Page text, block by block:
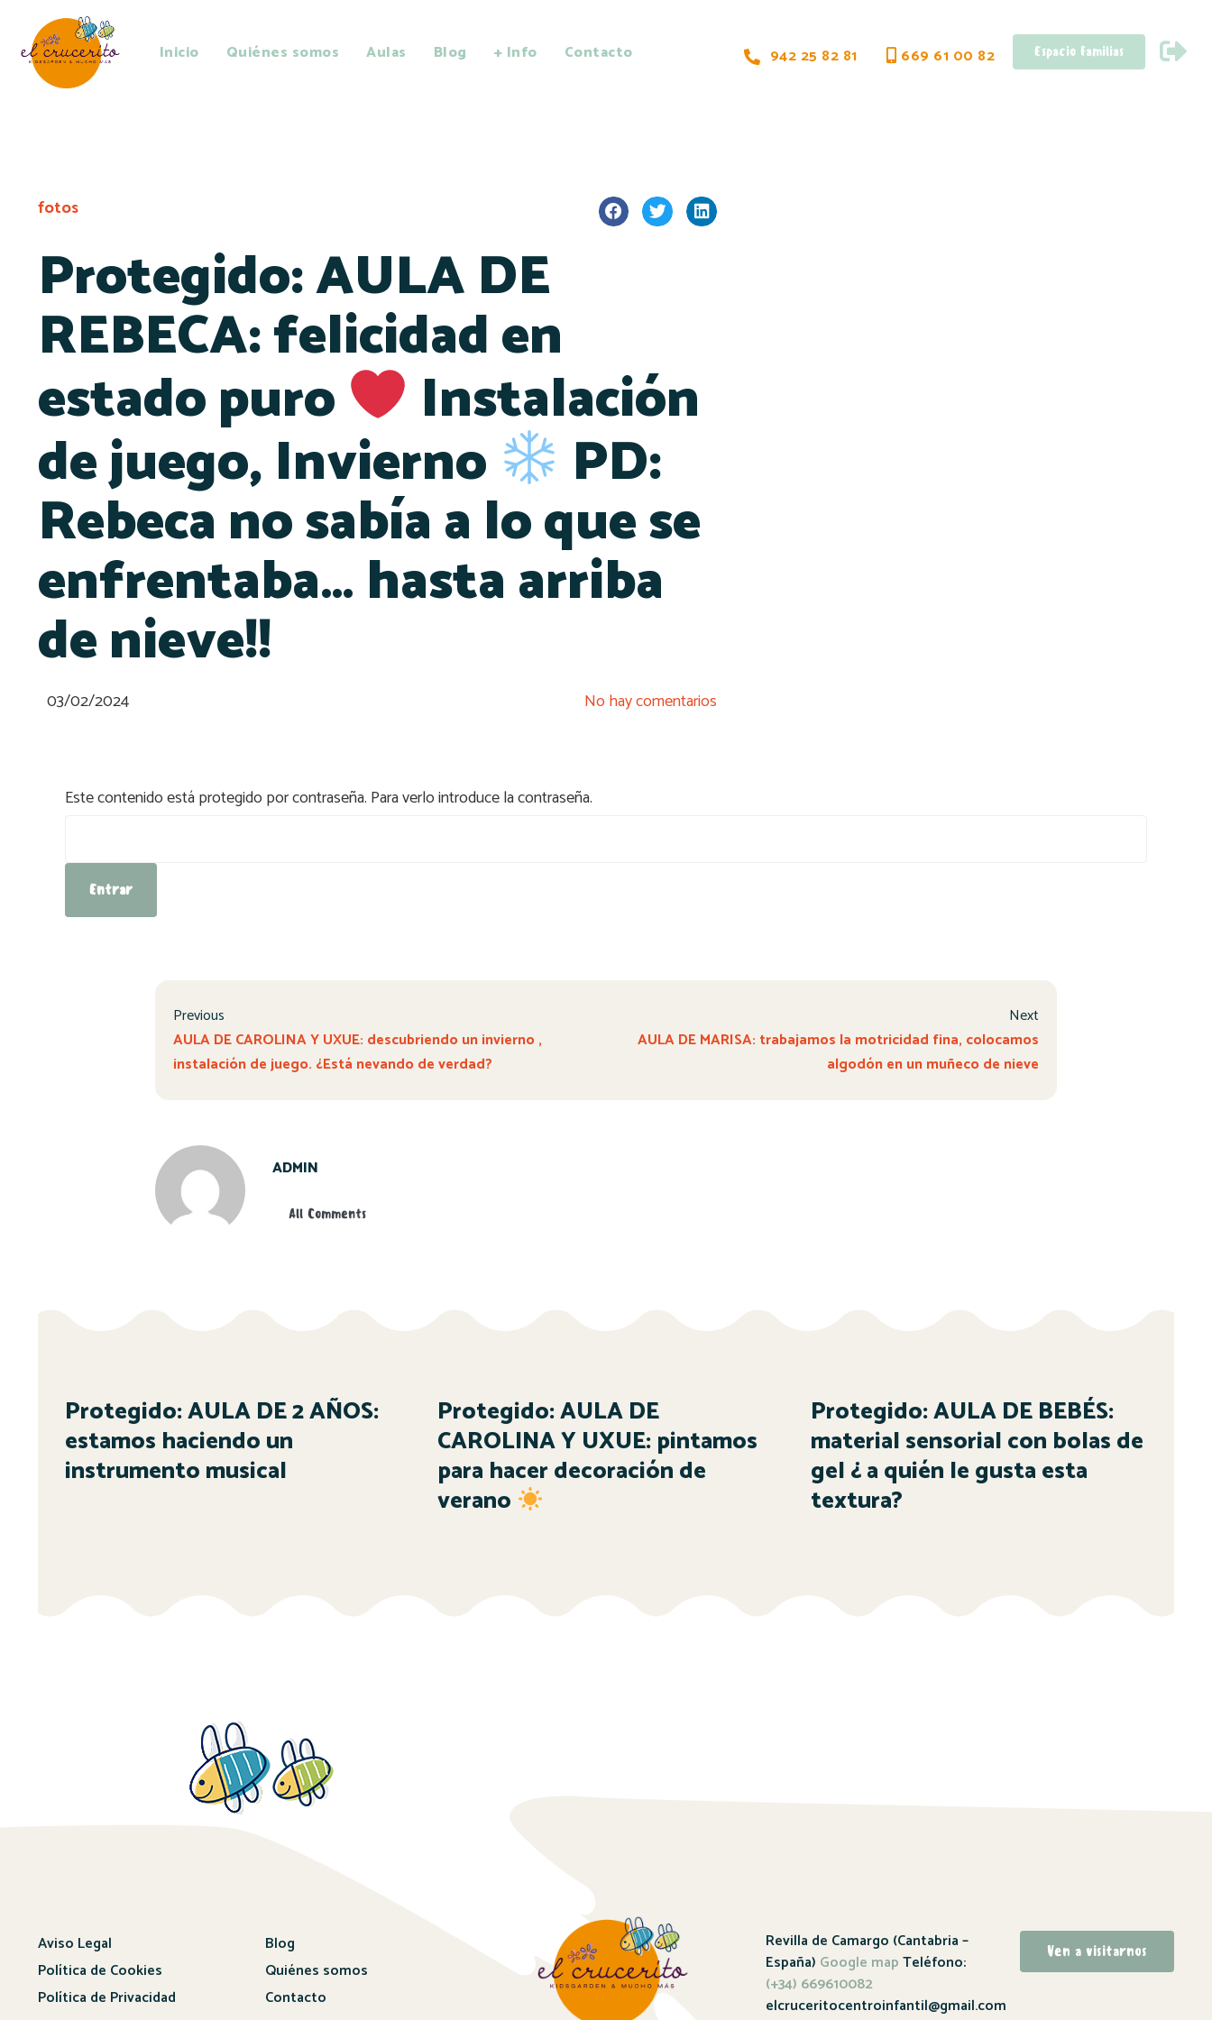
Inicio Quiénes somos Aulas Blog + Info Contacto 942 25 82 81 669 61 00 82 Espacio Familias
fotos
Protegido: AULA DE
REBECA: felicidad en
estado puro Instalación
de juego, Invierno PD:
Rebeca no sabía a lo que se
enfrentaba… hasta arriba
de nieve!!
03/02/2024 No hay comentarios
Este contenido está protegido por contraseña. Para verlo introduce la contraseña.
Previous
AULA DE CAROLINA Y UXUE: descubriendo un invierno ,
instalación de juego. ¿Está nevando de verdad?
Next
AULA DE MARISA: trabajamos la motricidad fina, colocamos
algodón en un muñeco de nieve
ADMIN
All Comments
Protegido: AULA DE 2 AÑOS:
estamos haciendo un
instrumento musical
Protegido: AULA DE
CAROLINA Y UXUE: pintamos
para hacer decoración de
verano
Protegido: AULA DE BEBÉS:
material sensorial con bolas de
gel ¿ a quién le gusta esta
textura?
Aviso Legal
Política de Cookies
Política de Privacidad
Blog
Quiénes somos
Contacto
Revilla de Camargo (Cantabria –
España) Google mapTeléfono:
(+34) 669610082
elcruceritocentroinfantil@gmail.com
Ven a visitarnos